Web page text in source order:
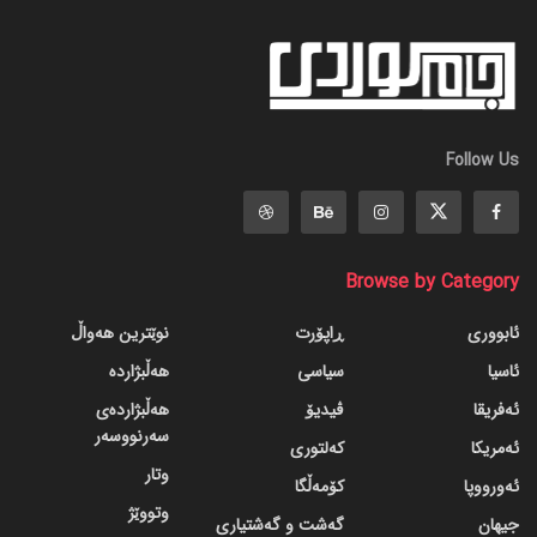
Follow Us
Browse by Category
ئابووری
ئاسیا
ئەفریقا
ئەمریکا
ئەورووپا
جیهان
ڕاپۆرت
سیاسی
ڤیدیۆ
کەلتوری
کۆمەڵگا
گه‌شت و گه‌شتیاری
نوێترین هەواڵ
هەڵبژاردە
هەڵبژاردەی
سەرنووسەر
وتار
وتووێژ